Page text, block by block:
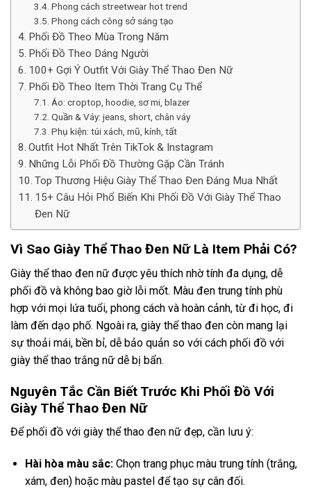
Phong cách streetwear hot trend
Phong cách công sở sáng tạo
Phối Đồ Theo Mùa Trong Năm
Phối Đồ Theo Dáng Người
100+ Gợi Ý Outfit Với Giày Thể Thao Đen Nữ
Phối Đồ Theo Item Thời Trang Cụ Thể
Áo: croptop, hoodie, sơ mi, blazer
Quần & Váy: jeans, short, chân váy
Phụ kiện: túi xách, mũ, kính, tất
Outfit Hot Nhất Trên TikTok & Instagram
Những Lỗi Phối Đồ Thường Gặp Cần Tránh
Top Thương Hiệu Giày Thể Thao Đen Đáng Mua Nhất
15+ Câu Hỏi Phổ Biến Khi Phối Đồ Với Giày Thể Thao
Đen Nữ
Vì Sao Giày Thể Thao Đen Nữ Là Item Phải Có?
Giày thể thao đen nữ được yêu thích nhờ tính đa dụng, dễ
phối đồ và không bao giờ lỗi mốt. Màu đen trung tính phù
hợp với mọi lứa tuổi, phong cách và hoàn cảnh, từ đi học, đi
làm đến dạo phố. Ngoài ra, giày thể thao đen còn mang lại
sự thoải mái, bền bỉ, dễ bảo quản so với cách phối đồ với
giày thể thao trắng nữ dễ bị bẩn.
Nguyên Tắc Cần Biết Trước Khi Phối Đồ Với
Giày Thể Thao Đen Nữ
Để phối đồ với giày thể thao đen nữ đẹp, cần lưu ý:
Hài hòa màu sắc:Chọn trang phục màu trung tính (trắng,
xám, đen) hoặc màu pastel để tạo sự cân đối.